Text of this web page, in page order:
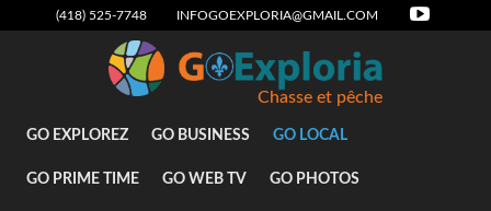
(418) 525-7748 INFOGOEXPLORIA@GMAIL.COM
Chasse et pêche
GO EXPLOREZ GO BUSINESS GO LOCAL
GO PRIME TIME GO WEB TV GO PHOTOS